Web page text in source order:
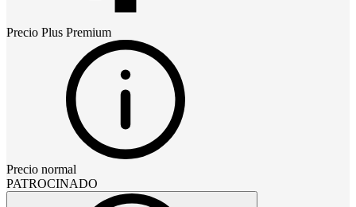
Precio Plus Premium
Precio normal
PATROCINADO